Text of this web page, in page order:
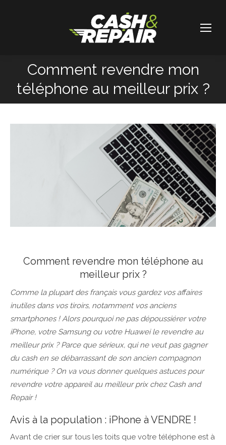
Comment revendre mon
téléphone au meilleur prix ?
Comment revendre mon téléphone au
meilleur prix ?
Comme la plupart des français vous gardez vos affaires
inutiles dans vos tiroirs, notamment vos anciens
smartphones ! Alors pourquoi ne pas dépoussiérer votre
iPhone, votre Samsung ou votre Huawei le revendre au
meilleur prix ? Parce que sérieux, qui ne veut pas gagner
du cash en se débarrassant de son ancien compagnon
numérique ? On va vous donner quelques astuces pour
revendre votre appareil au meilleur prix chez Cash and
Repair !
Avis à la population : iPhone à VENDRE !
Avant de crier sur tous les toits que votre téléphone est à